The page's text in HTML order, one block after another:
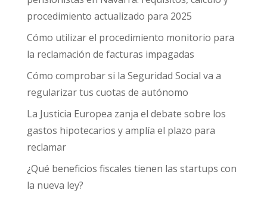
procedimiento actualizado para 2025
Cómo utilizar el procedimiento monitorio para
la reclamación de facturas impagadas
Cómo comprobar si la Seguridad Social va a
regularizar tus cuotas de autónomo
La Justicia Europea zanja el debate sobre los
gastos hipotecarios y amplía el plazo para
reclamar
¿Qué beneficios fiscales tienen las startups con
la nueva ley?